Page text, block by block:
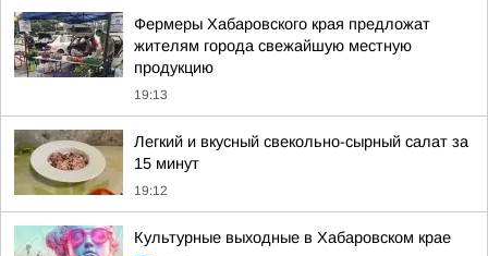
Фермеры Хабаровского края предложат
жителям города свежайшую местную
продукцию
19:13
Легкий и вкусный свекольно-сырный салат за
15 минут
19:12
Культурные выходные в Хабаровском крае